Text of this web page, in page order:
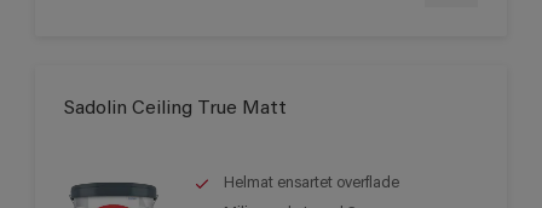
Sadolin Ceiling True Matt
Helmat ensartet overflade